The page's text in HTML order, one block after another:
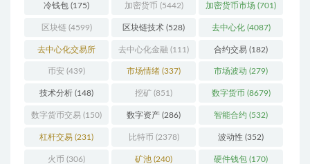
冷钱包 (175) 加密货币 (5442) 加密货币市场 (701)
区块链(4599) 区块链技术 (528) 去中心化(4087)
去中心化交易所
(196)
去中心化金融 (111) 合约交易 (182)
币安 (439) 市场情绪 (337) 市场波动 (279)
技术分析 (148) 挖矿 (851) 数字货币 (8679)
数字货币交易 (150) 数字资产 (286) 智能合约 (532)
杠杆交易 (231) 比特币 (2378) 波动性 (352)
火币 (306) 矿池 (240) 硬件钱包 (170)